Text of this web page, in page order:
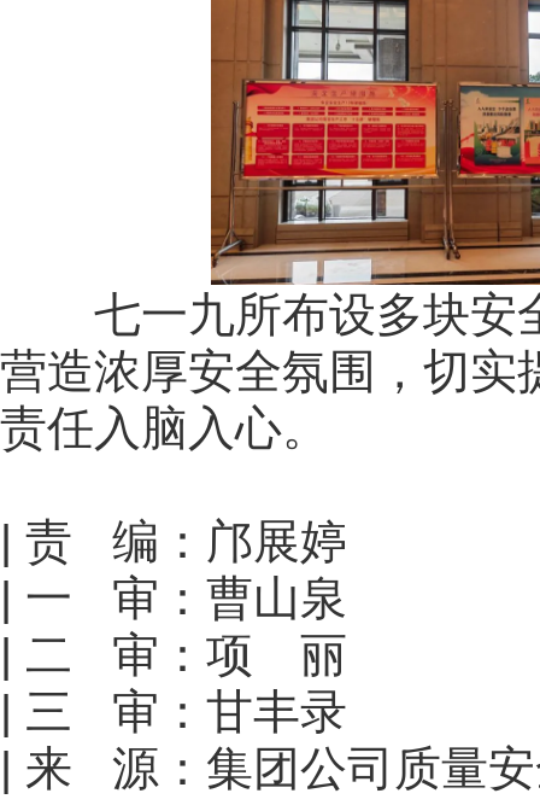
七一九所布设多块安
营造浓厚安全氛围，切实
责任入脑入心。
| 责 编：邝展婷
| 一 审：曹山泉
| 二 审：项 丽
| 三 审：甘丰录
| 来 源：集团公司质量